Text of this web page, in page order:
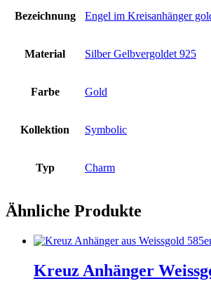
Bezeichnung Engel im Kreisanhänger
Material Silber Gelbvergoldet 925
Farbe Gold
Kollektion Symbolic
Typ Charm
Ähnliche Produkte
Kreuz Anhänger